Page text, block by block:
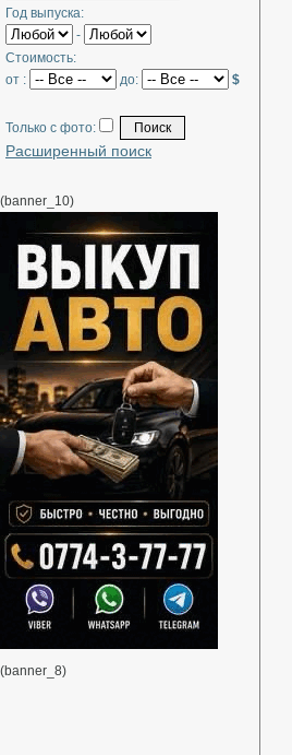
Год выпуска:
-
Стоимость:
от :
до: $
Только с фото:
Расширенный поиск
(banner_10)
(banner_8)